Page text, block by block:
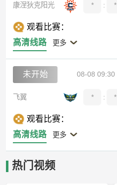
康涅狄克阳光 * : *
观看比赛：
高清线路
更多
未开始 08-08 09:30
飞翼 * : *
观看比赛：
高清线路
更多
热门视频